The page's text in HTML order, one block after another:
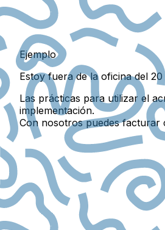
Ejemplo
Estoy fuera de la oficina del
Las prácticas para utilizar el
implementación.
Con nosotros puedes facturar